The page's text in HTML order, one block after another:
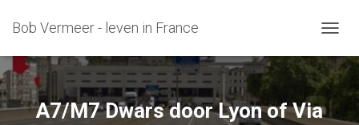
Bob Vermeer - leven in France
O
G
G
L
E
A7/M7 Dwars door Lyon of Via